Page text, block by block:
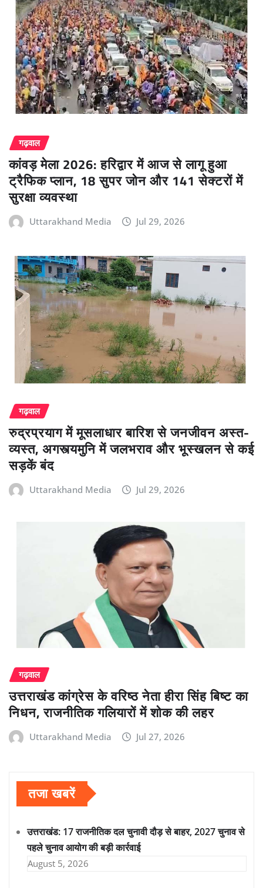
गढ़वाल
कांवड़ मेला 2026: हरिद्वार में आज से लागू हुआ
ट्रैफिक प्लान, 18 सुपर जोन और 141 सेक्टरों में
सुरक्षा व्यवस्था
Uttarakhand Media Jul 29, 2026
गढ़वाल
रुद्रप्रयाग में मूसलाधार बारिश से जनजीवन अस्त-
व्यस्त, अगस्त्यमुनि में जलभराव और भूस्खलन से कई
सड़कें बंद
Uttarakhand Media Jul 29, 2026
गढ़वाल
उत्तराखंड कांग्रेस के वरिष्ठ नेता हीरा सिंह बिष्ट का
निधन, राजनीतिक गलियारों में शोक की लहर
Uttarakhand Media Jul 27, 2026
तजा खबरें
उत्तराखंड: 17 राजनीतिक दल चुनावी दौड़ से बाहर, 2027 चुनाव से
पहले चुनाव आयोग की बड़ी कार्रवाई
August 5, 2026